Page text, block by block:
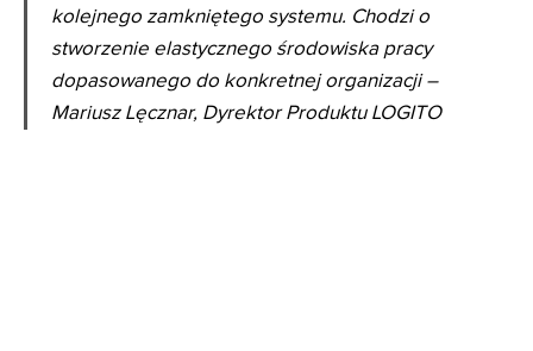
kolejnego zamkniętego systemu. Chodzi o
stworzenie elastycznego środowiska pracy
dopasowanego do konkretnej organizacji –
Mariusz Lęcznar, Dyrektor Produktu LOGITO